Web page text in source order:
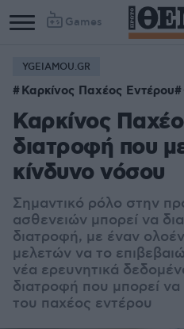
Games
YGEIAMOU.GR
Καρκίνος Παχέος Εντέρου
Καρκίνος
διατροφή που
κίνδυνο νόσου
Σημαντικό ρόλο στην
ασθενειών μπορεί να
διατροφή, με έναν
μελετών να το
νέα ερευνητικά
διατροφή που μπορεί
του παχέος εντέρου